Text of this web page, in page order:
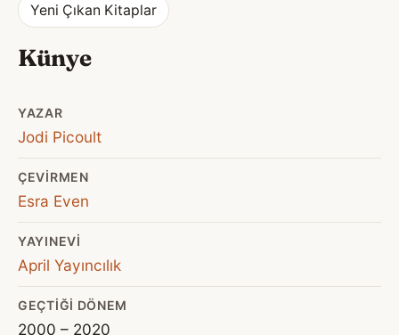
Yeni Çıkan Kitaplar
Künye
YAZAR
Jodi Picoult
ÇEVIRMEN
Esra Even
YAYINEVI
April Yayıncılık
GEÇTIĞI DÖNEM
2000 – 2020